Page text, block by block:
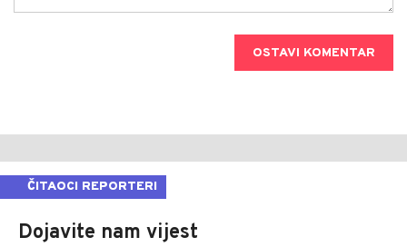
OSTAVI KOMENTAR
ČITAOCI REPORTERI
Dojavite nam vijest